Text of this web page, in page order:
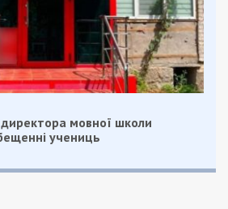
мовної школи
учениць